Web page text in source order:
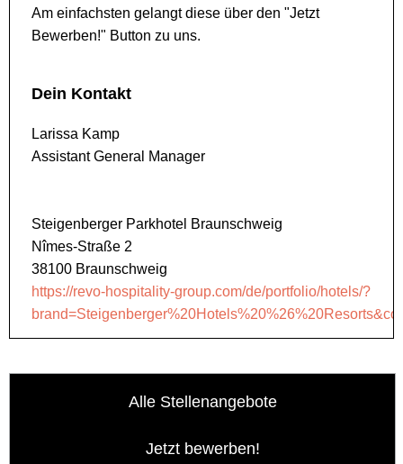
Alle Stellenangebote
Jetzt bewerben!
Am einfachsten gelangt diese über den "Jetzt
Bewerben!" Button zu uns.
Dein Kontakt
Larissa Kamp
Assistant General Manager
Steigenberger Parkhotel Braunschweig
Nîmes-Straße 2
38100 Braunschweig
https://revo-hospitality-group.com/de/portfolio/hotels/?